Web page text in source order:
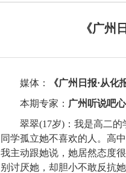
《广州
媒体：
《广州日报·从
本期专家： 广州听说吧
翠翠(17岁)：我是高二的
同学孤立她不喜欢的人。高
我主动跟她说，她居然态度
别讨厌她，却胆小不敢反抗